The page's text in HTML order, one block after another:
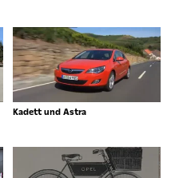
Kadett und Astra